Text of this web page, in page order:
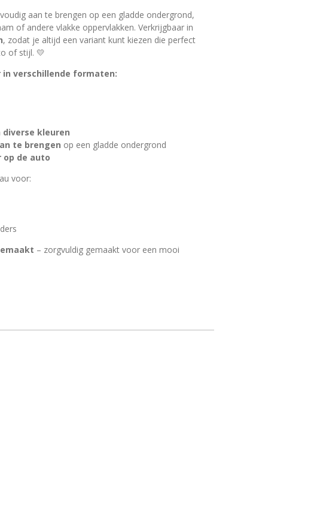
aan te brengen op een gladde ondergrond,
of andere vlakke oppervlakken. Verkrijgbaar in
, zodat je altijd een variant kunt kiezen die perfect
of stijl. 💛
in verschillende formaten:
diverse kleuren
te brengen op een gladde ondergrond
op de auto
voor:
– zorgvuldig gemaakt voor een mooi